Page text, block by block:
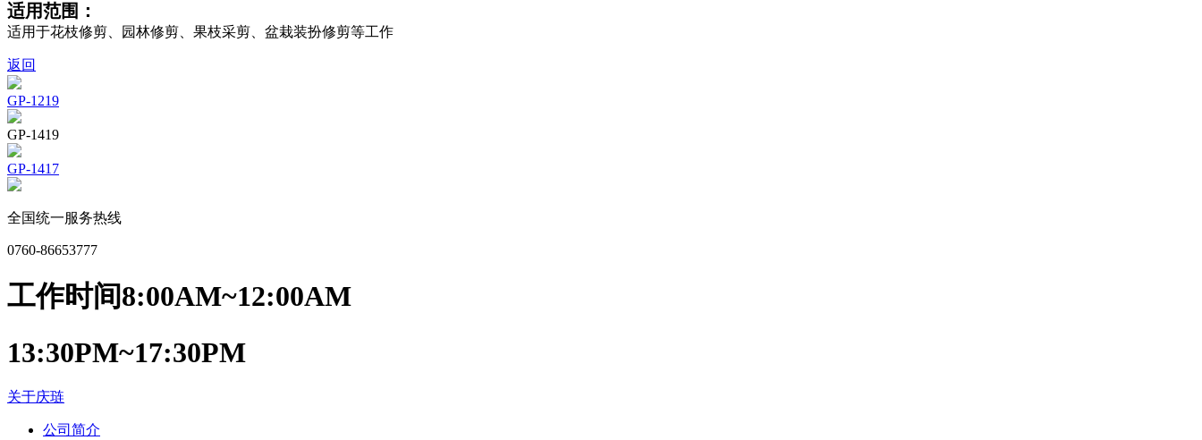
适用范围：
适用于花枝修剪、园林修剪、果枝采剪、盆栽装扮修剪等工作
返回
GP-1219
GP-1419
GP-1417
全国统一服务热线
0760-86653777
工作时间8:00AM~12:00AM
13:30PM~17:30PM
关于庆琏
公司简介